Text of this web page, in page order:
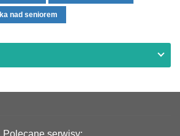
nad seniorem
Polecane serwisy: